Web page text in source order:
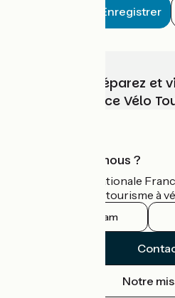
Enregistrer
Choisissez, préparez et
vélo avec France Vélo
Qui sommes-nous ?
L'association nationale
guide officiel du tourisme à
Instagram
Notre